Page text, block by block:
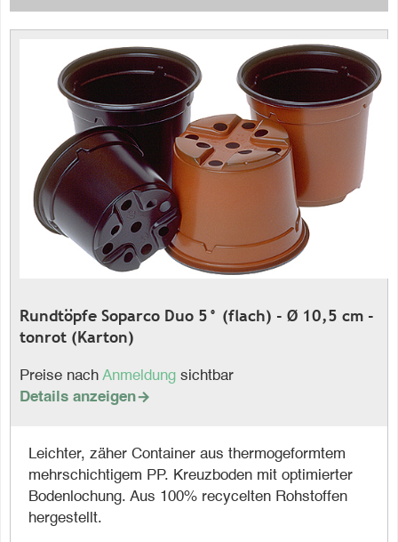
Rundtöpfe Soparco Duo 5° (flach) - Ø 10,5 cm -
tonrot (Karton)
Preise nach Anmeldung sichtbar
Details anzeigen
Leichter, zäher Container aus thermogeformtem
mehrschichtigem PP. Kreuzboden mit optimierter
Bodenlochung. Aus 100% recycelten Rohstoffen
hergestellt.